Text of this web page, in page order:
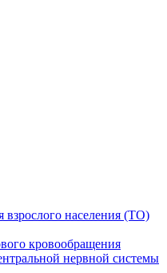
населения (ТО)
кровообращения
нервной системы